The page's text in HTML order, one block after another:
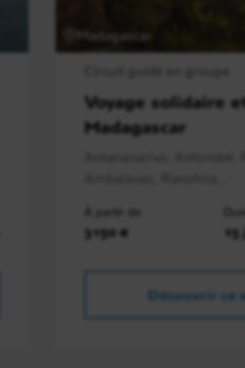
Madagascar
Voyage solidaire
Madagascar
À partir de
3150 €
Découvrir ce